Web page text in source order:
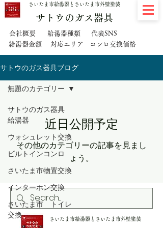
さいたま市給湯器とさいたま市外壁塗装
サトウのガス器具
会社概要 給湯器種類
代表SNS
給湯器金額
対応エリア コンロ交換価格
サトウのガス器具ブログ
サトウのガス器具
給湯器
ウォシュレット交換
ビルトインコンロ
さいたま市物置交換
インターホン交換
さいたま市 トイレ
交換
無題のカテゴリー
近日公開予定
その他のカテゴリーの記事を見まし
ょう。
さいたま市給湯器とさいたま市外壁塗装